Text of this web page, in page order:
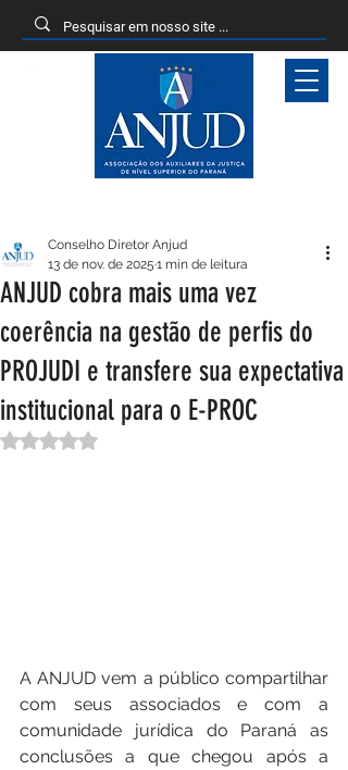
ANJUD cobra mais uma vez
coerência na gestão de perfis do
PROJUDI e transfere sua expectativa
institucional para o E-PROC
Conselho Diretor Anjud
13 de nov. de 2025 1 min de leitura
Avaliado com NaN de 5 estrelas.
A ANJUD vem a público compartilhar
com seus associados e com a
comunidade jurídica do Paraná as
conclusões a que chegou após a